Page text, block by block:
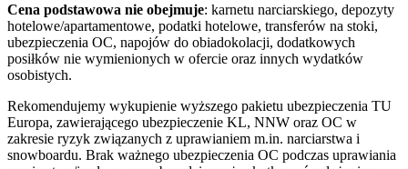
Cena podstawowa nie obejmuje: karnetu narciarskiego, depozyty
hotelowe/apartamentowe, podatki hotelowe, transferów na stoki,
ubezpieczenia OC, napojów do obiadokolacji, dodatkowych
posiłków nie wymienionych w ofercie oraz innych wydatków
osobistych.
Rekomendujemy wykupienie wyższego pakietu ubezpieczenia TU
Europa, zawierającego ubezpieczenie KL, NNW oraz OC w
zakresie ryzyk związanych z uprawianiem m.in. narciarstwa i
snowboardu. Brak ważnego ubezpieczenia OC podczas uprawiania